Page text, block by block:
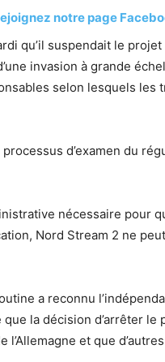
notre page
qu’il suspendait le
invasion à grande
selon lesquels les
d’examen du
nécessaire pour
Nord Stream 2 ne
a reconnu
la décision d’arrêter le
l’Allemagne et que